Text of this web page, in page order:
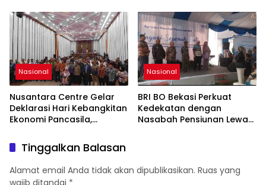
Industri Taman Rekreasi
dan Ekosistem Pariwisata
di Tanah Air
Bintan
Nasional
Nusantara Centre Gelar
Deklarasi Hari Kebangkitan
Ekonomi Pancasila,
Djojohadikusumo Anti
Penjajahan (Pergolakan
Ekonomi Politik Indonesia)
& Simposium Nasional
Nasional
BRI BO Bekasi Perkuat
Kedekatan dengan
Nasabah Pensiunan Lewat
Tinggalkan Balasan
Alamat email Anda tidak akan dipublikasikan. Ruas yang